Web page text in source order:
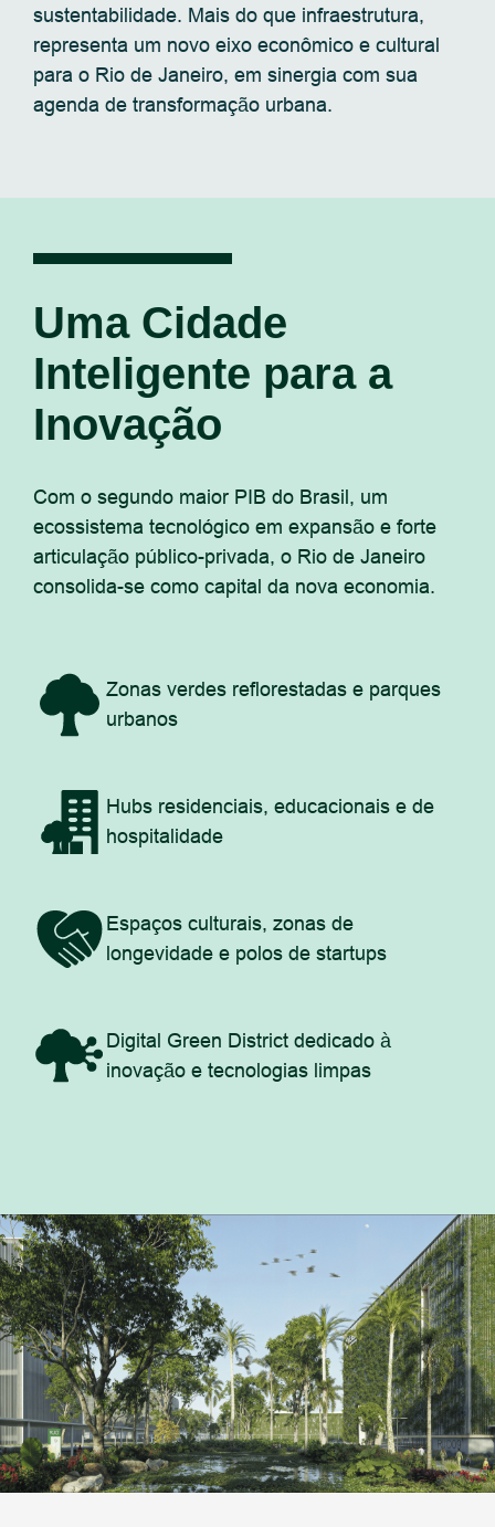
sustentabilidade. Mais do que infraestrutura,
representa um novo eixo econômico e cultural
para o Rio de Janeiro, em sinergia com sua
agenda de transformação urbana.
Uma Cidade
Inteligente para a
Inovação
Com o segundo maior PIB do Brasil, um
ecossistema tecnológico em expansão e forte
articulação público-privada, o Rio de Janeiro
consolida-se como capital da nova economia.
Zonas verdes reflorestadas e parques
urbanos
Hubs residenciais, educacionais e de
hospitalidade
Espaços culturais, zonas de
longevidade e polos de startups
Digital Green District dedicado à
inovação e tecnologias limpas